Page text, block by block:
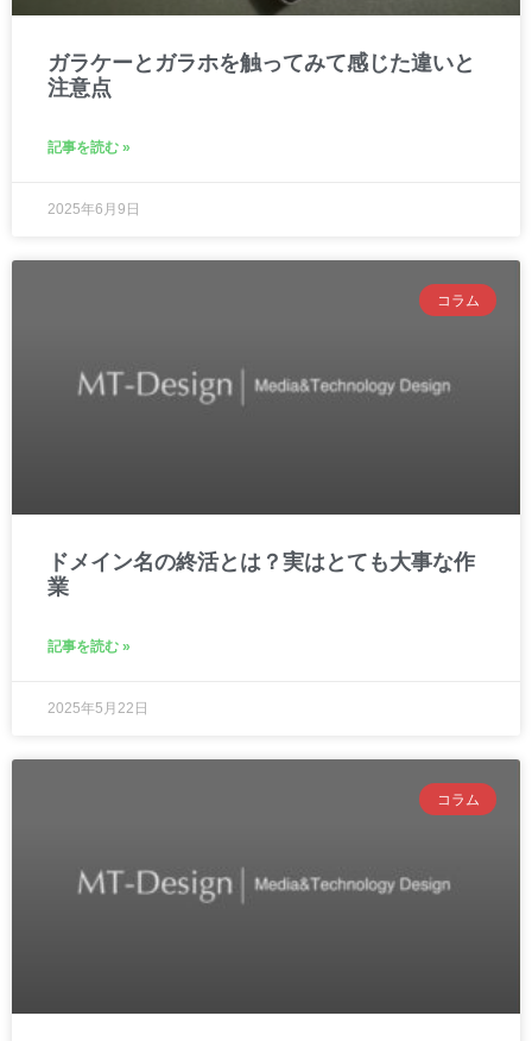
ガラケーとガラホを触ってみて感じた違いと
注意点
記事を読む »
2025年6月9日
コラム
ドメイン名の終活とは？実はとても大事な作
業
記事を読む »
2025年5月22日
コラム